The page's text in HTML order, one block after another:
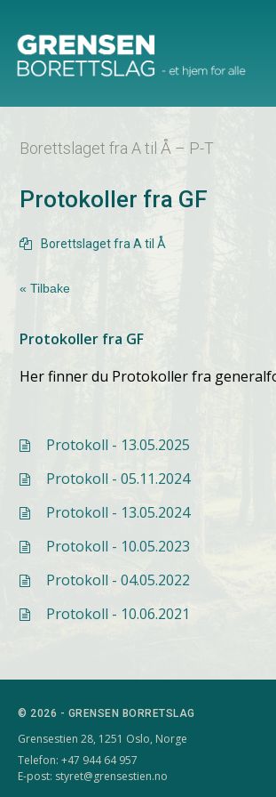
Borettslaget fra A til Å – P-T
Protokoller fra GF
 Borettslaget fra A til Å
« Tilbake
Protokoller fra GF
Her finner du Protokoller fra
 Protokoll - 13.05.2025
 Protokoll - 05.11.2024
 Protokoll - 13.05.2024
 Protokoll - 10.05.2023
 Protokoll - 04.05.2022
 Protokoll - 10.06.2021
© 2026 - GRENSEN BORRETSLAG
Grensestien 28, 1251 Oslo, Norge
Telefon: +47 944 64 957
E-post: styret@grensestien.no